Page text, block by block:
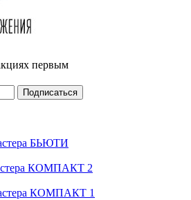
первым
БЬЮТИ
КОМПАКТ 2
КОМПАКТ 1